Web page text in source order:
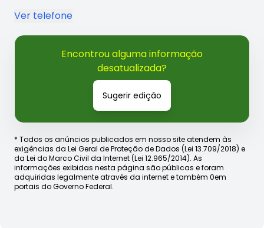
Ver telefone
Encontrou alguma informação
desatualizada?
Sugerir edição
* Todos os anúncios publicados em nosso site atendem às
exigências da Lei Geral de Proteção de Dados (Lei 13.709/2018) e
da Lei do Marco Civil da Internet (Lei 12.965/2014). As
informações exibidas nesta página são públicas e foram
adquiridas legalmente através da internet e também 0em
portais do Governo Federal.